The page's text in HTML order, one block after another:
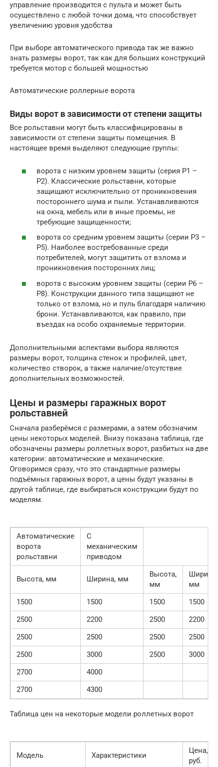
управление производится с пульта и может быть
осуществлено с любой точки дома, что способствует
увеличению уровня удобства
При выборе автоматического привода так же важно
знать размеры ворот, так как для больших конструкций
требуется мотор с большей мощностью
Автоматические роллерные ворота
Виды ворот в зависимости от степени защиты
Все рольставни могут быть классифицированы в
зависимости от степени защиты помещения. В
настоящее время выделяют следующие группы:
ворота с низким уровнем защиты (серия Р1 –
Р2). Классические рольставни, которые
защищают исключительно от проникновения
постороннего шума и пыли. Устанавливаются
на окна, мебель или в иные проемы, не
требующие защищенности;
ворота со средним уровнем защиты (серии Р3 –
Р5). Наиболее востребованные среди
потребителей, могут защитить от взлома и
проникновения посторонних лиц;
ворота с высоким уровнем защиты (серии Р6 –
Р8). Конструкции данного типа защищают не
только от взлома, но и пуль благодаря наличию
брони. Устанавливаются, как правило, при
въездах на особо охраняемые территории.
Дополнительными аспектами выбора являются
размеры ворот, толщина стенок и профилей, цвет,
количество створок, а также наличие/отсутствие
дополнительных возможностей.
Цены и размеры гаражных ворот
рольставней
Сначала разберёмся с размерами, а затем обозначим
цены некоторых моделей. Внизу показана таблица, где
обозначены размеры роллетных ворот, разбитых на две
категории: автоматические и механические.
Оговоримся сразу, что это стандартные размеры
подъёмных гаражных ворот, а цены будут указаны в
другой таблице, где выбираться конструкции будут по
моделям.
Автоматические
ворота
рольставни
С
механическим
приводом
Высота, мм Ширина, мм
Высота,
мм
Ширина,
мм
1500
1500 1500
1500
2500
2200 2500
2200
2500
2500 2500
2500
2500
3000 2500
3000
2700
4000
2700
4300
Таблица цен на некоторые модели роллетных ворот
Модель Характеристики
Цена,
руб.